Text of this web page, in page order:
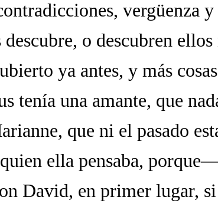
vergüenza
o descubren
ya antes, y más
tenía una amante, que
que ni el pasado
ella pensaba,
David, en primer lugar,